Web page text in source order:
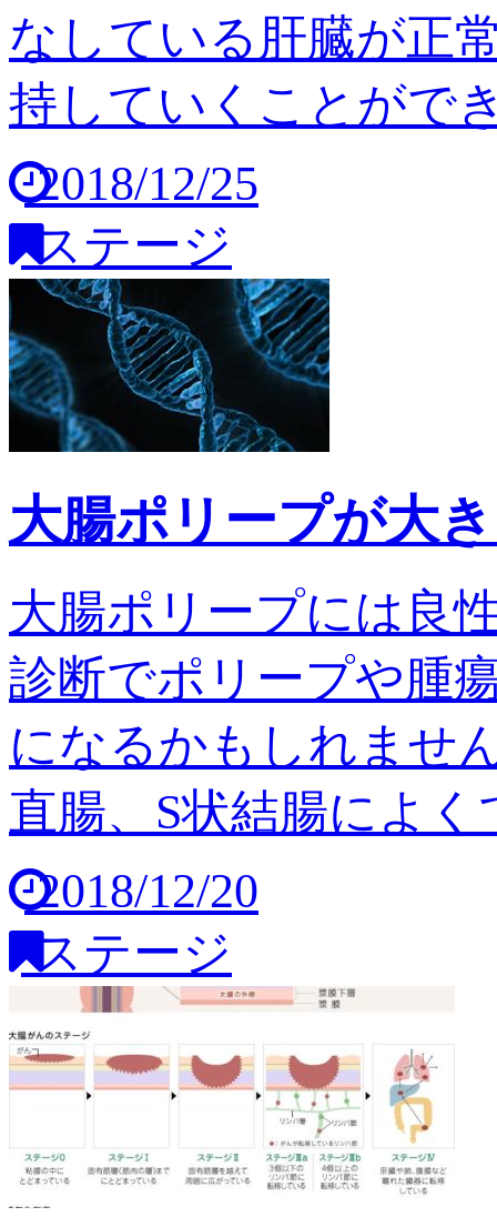
なしている肝臓が正
持していくことがで
2018/12/25
ステージ
大腸ポリープが大
大腸ポリープには良
診断でポリープや腫
になるかもしれませ
直腸、S状結腸によ
2018/12/20
ステージ